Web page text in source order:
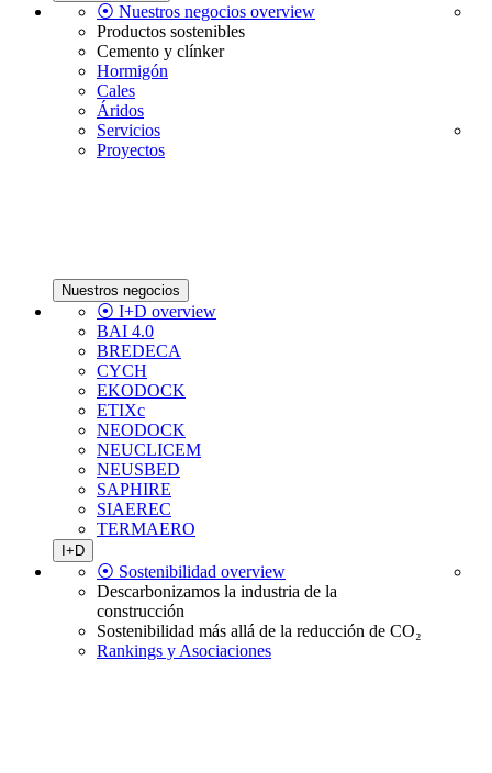
⦿ Nuestros negocios overview
Productos sostenibles
Cemento y clínker
Hormigón
Cales
Áridos
Servicios
Proyectos
Nuestros negocios
⦿ I+D overview
BAI 4.0
BREDECA
CYCH
EKODOCK
ETIXc
NEODOCK
NEUCLICEM
NEUSBED
SAPHIRE
SIAEREC
TERMAERO
I+D
⦿ Sostenibilidad overview
Descarbonizamos la industria de la
construcción
Sostenibilidad más allá de la reducción de CO₂
Rankings y Asociaciones